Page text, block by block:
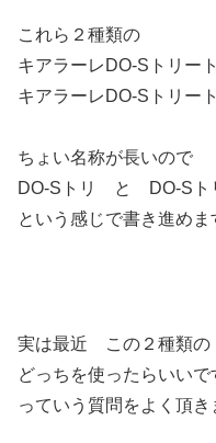
これら２種類の
キアラーレDO-Sトリー
キアラーレDO-Sトリー
ちょい名称が長いので
DO-Sトリ と DO-Sト
という感じで書き進めま
実は最近 この２種類の
どっちを使ったらいいで
っていう質問をよく頂き